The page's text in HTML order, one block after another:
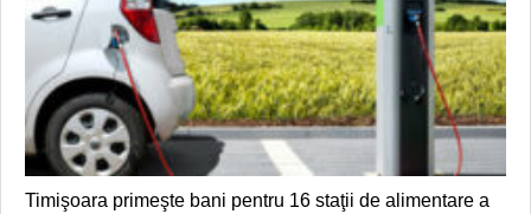
CLIPURI VIDEO
JOCURI ONLINE
DIVERSE
Timişoara primeşte bani pentru 16 staţii de alimentare a